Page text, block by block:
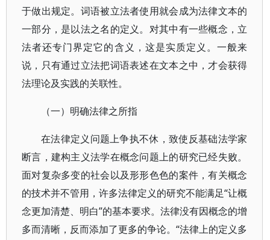
于做出规定。词语被立法者使用就会成为法律文本的
一部分，是以法之名的定义。对其中有一些概念，立
法者还专门界定它的含义，这是实质定义。一般来
说，只有通过立法把词语表述在文本之中，才会获得
法理论及实践的关联性。
（一）明确法律之所指
在法律定义问题上争执不休，致使反基础法学家
断言，建构主义法学在概念问题上的研究已经失败。
面对复杂多变的社会以及形形色色的案件，有关概念
的技术并不管用，许多法律定义的研究不能满足“让概
念更加清楚、明白”的基本要求。法律没有因概念的增
多而清晰，反而添加了更多的争论。“法律上的定义多